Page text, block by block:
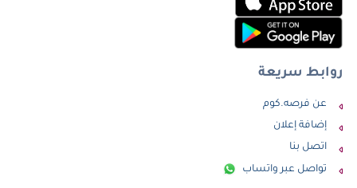
روابط سريعة
عن فرصه.كوم
إضافة إعلان
اتصل بنا
تواصل عبر واتساب